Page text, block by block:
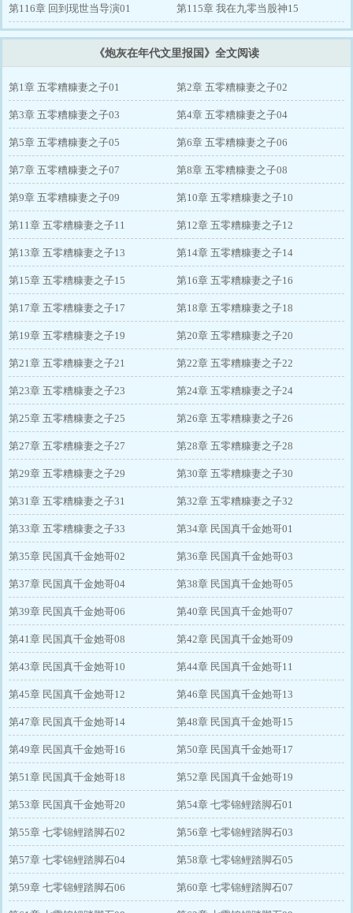
第116章 回到现世当导演01 第115章 我在九零当股神15
《炮灰在年代文里报国》全文阅读
第1章 五零糟糠妻之子01 第2章 五零糟糠妻之子02
第3章 五零糟糠妻之子03 第4章 五零糟糠妻之子04
第5章 五零糟糠妻之子05 第6章 五零糟糠妻之子06
第7章 五零糟糠妻之子07 第8章 五零糟糠妻之子08
第9章 五零糟糠妻之子09 第10章 五零糟糠妻之子10
第11章 五零糟糠妻之子11 第12章 五零糟糠妻之子12
第13章 五零糟糠妻之子13 第14章 五零糟糠妻之子14
第15章 五零糟糠妻之子15 第16章 五零糟糠妻之子16
第17章 五零糟糠妻之子17 第18章 五零糟糠妻之子18
第19章 五零糟糠妻之子19 第20章 五零糟糠妻之子20
第21章 五零糟糠妻之子21 第22章 五零糟糠妻之子22
第23章 五零糟糠妻之子23 第24章 五零糟糠妻之子24
第25章 五零糟糠妻之子25 第26章 五零糟糠妻之子26
第27章 五零糟糠妻之子27 第28章 五零糟糠妻之子28
第29章 五零糟糠妻之子29 第30章 五零糟糠妻之子30
第31章 五零糟糠妻之子31 第32章 五零糟糠妻之子32
第33章 五零糟糠妻之子33 第34章 民国真千金她哥01
第35章 民国真千金她哥02 第36章 民国真千金她哥03
第37章 民国真千金她哥04 第38章 民国真千金她哥05
第39章 民国真千金她哥06 第40章 民国真千金她哥07
第41章 民国真千金她哥08 第42章 民国真千金她哥09
第43章 民国真千金她哥10 第44章 民国真千金她哥11
第45章 民国真千金她哥12 第46章 民国真千金她哥13
第47章 民国真千金她哥14 第48章 民国真千金她哥15
第49章 民国真千金她哥16 第50章 民国真千金她哥17
第51章 民国真千金她哥18 第52章 民国真千金她哥19
第53章 民国真千金她哥20 第54章 七零锦鲤踏脚石01
第55章 七零锦鲤踏脚石02 第56章 七零锦鲤踏脚石03
第57章 七零锦鲤踏脚石04 第58章 七零锦鲤踏脚石05
第59章 七零锦鲤踏脚石06 第60章 七零锦鲤踏脚石07